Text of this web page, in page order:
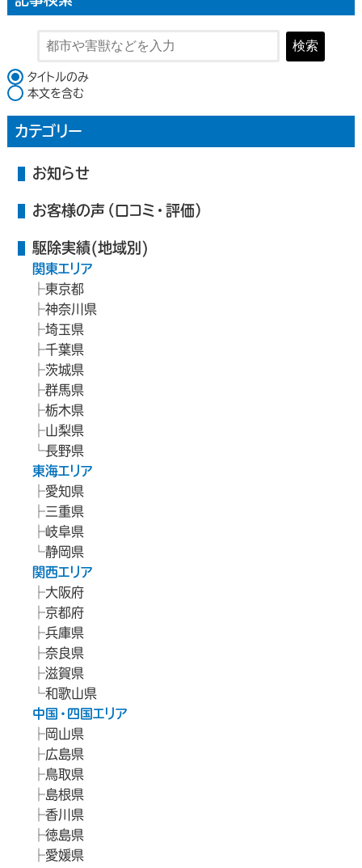
検索
検索対象
タイトルのみ
本文を含む
カテゴリー
お知らせ
お客様の声（口コミ・評価）
駆除実績(地域別)
関東エリア
東京都
神奈川県
埼玉県
千葉県
茨城県
群馬県
栃木県
山梨県
長野県
東海エリア
愛知県
三重県
岐阜県
静岡県
関西エリア
大阪府
京都府
兵庫県
奈良県
滋賀県
和歌山県
中国・四国エリア
岡山県
広島県
鳥取県
島根県
香川県
徳島県
愛媛県